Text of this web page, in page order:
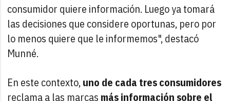
consumidor quiere información. Luego ya tomará
las decisiones que considere oportunas, pero por
lo menos quiere que le informemos", destacó
Munné.
En este contexto,uno de cada tres consumidores
reclama a las marcas más información sobre el